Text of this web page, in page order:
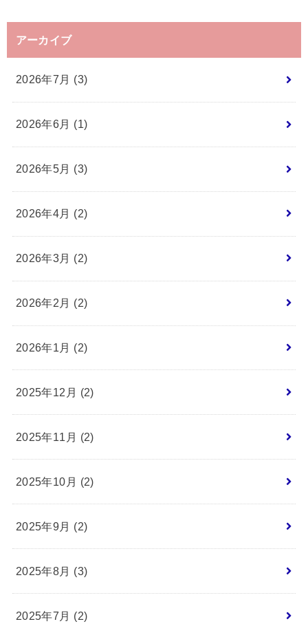
アーカイブ
2026年7月 (3)
2026年6月 (1)
2026年5月 (3)
2026年4月 (2)
2026年3月 (2)
2026年2月 (2)
2026年1月 (2)
2025年12月 (2)
2025年11月 (2)
2025年10月 (2)
2025年9月 (2)
2025年8月 (3)
2025年7月 (2)